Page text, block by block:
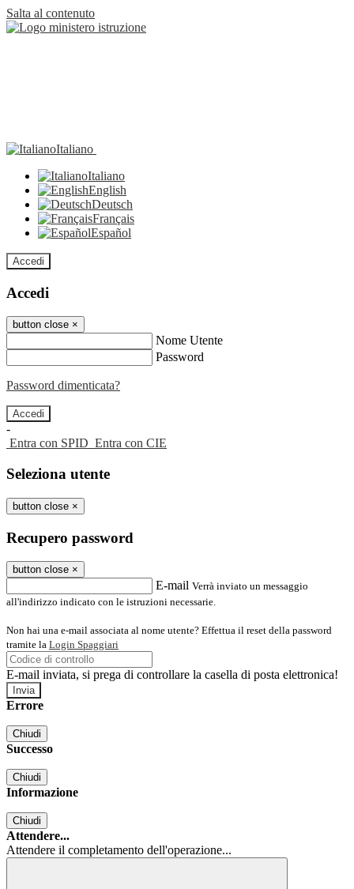
Salta al contenuto
Italiano
Italiano
English
Deutsch
Français
Español
Accedi
Accedi
button close ×
Nome Utente
Password
Password dimenticata?
-
Entra con SPID Entra con CIE
Seleziona utente
button close ×
Recupero password
button close ×
E-mail Verrà inviato un messaggio
all'indirizzo indicato con le istruzioni necessarie.
Non hai una e-mail associata al nome utente? Effettua il reset della password
tramite la Login Spaggiari
E-mail inviata, si prega di controllare la casella di posta elettronica!
Errore
Chiudi
Successo
Chiudi
Informazione
Chiudi
Attendere...
Attendere il completamento dell'operazione...